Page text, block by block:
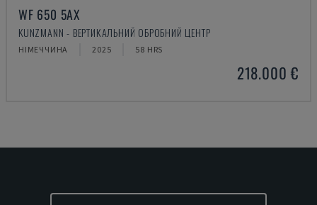
WF 650 5AX
KUNZMANN - ВЕРТИКАЛЬНИЙ ОБРОБНИЙ ЦЕНТР
НІМЕЧЧИНА 2025 58 HRS
218.000 €